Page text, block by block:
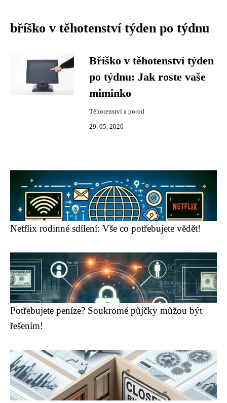
bříško v těhotenství týden po týdnu
Bříško v těhotenství týden
po týdnu: Jak roste vaše
miminko
Těhotenství a porod
29. 05. 2026
Netflix rodinné sdílení: Vše co potřebujete vědět!
Potřebujete peníze? Soukromé půjčky můžou být
řešením!